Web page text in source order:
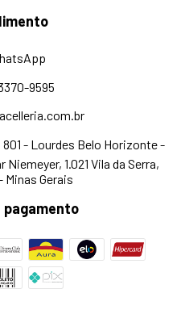
9595
801 - Lourdes Belo Horizonte -
Niemeyer, 1.021 Vila da Serra,
Minas Gerais
pagamento